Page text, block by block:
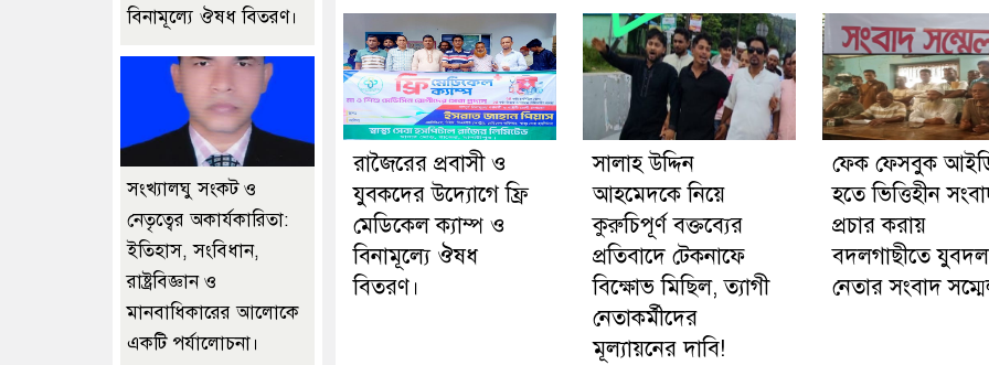
রাজৈরের‌ প্রবাসী ও
যুবকদের উদ্যোগে ফ্রি
মেডিকেল ক্যাম্প ও
বিনামূল্যে ঔষধ
বিতরণ।
সালাহ উদ্দিন
আহমেদকে নিয়ে
কুরুচিপূর্ণ বক্তব্যের
প্রতিবাদে টেকনাফে
বিক্ষোভ মিছিল, ত্যাগী
নেতাকর্মীদের
মূল্যায়নের দাবি!
ফেক ফেসবুক
হতে ভিত্তিহীন
প্রচার করায়
বদলগাছীতে যুবদল
নেতার সংবাদ
বিনামূল্যে ঔষধ বিতরণ।
সংখ্যালঘু সংকট ও
নেতৃত্বের অকার্যকারিতা:
ইতিহাস, সংবিধান,
রাষ্ট্রবিজ্ঞান ও
মানবাধিকারের আলোকে
একটি পর্যালোচনা।